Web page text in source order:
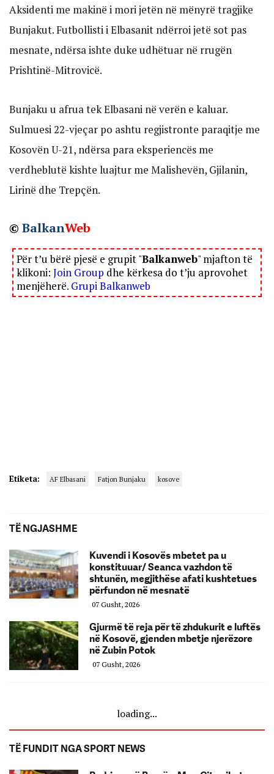
Aksidenti me makinë i mori jetën në mënyrë tragjike
Bunjakut. Futbollisti i Elbasanit ndërroi jetë sot pas
mesnate, ndërsa ishte duke udhëtuar në rrugën
Prishtinë-Mitrovicë.
Bunjaku u afrua tek Elbasani në verën e kaluar.
Sulmuesi 22-vjeçar po ashtu regjistronte paraqitje me
Kosovën U-21, ndërsa para eksperiencës me
verdheblutë kishte luajtur me Malishevën, Gjilanin,
Lirinë dhe Trepçën.
© BalkanWeb
Për t’u bërë pjesë e grupit "Balkanweb" mjafton të
klikoni: Join Group dhe kërkesa do t’ju aprovohet
menjëherë. Grupi Balkanweb
Etiketa: AF Elbasani Fatjon Bunjaku kosove
TË NGJASHME
Kuvendi i Kosovës mbetet pa u
konstituuar/ Seanca vazhdon të
shtunën, megjithëse afati kushtetues
përfundon në mesnatë
07 Gusht, 2026
Gjurmë të reja për të zhdukurit e luftës
në Kosovë, gjenden mbetje njerëzore
në Zubin Potok
07 Gusht, 2026
loading...
TË FUNDIT NGA SPORT NEWS